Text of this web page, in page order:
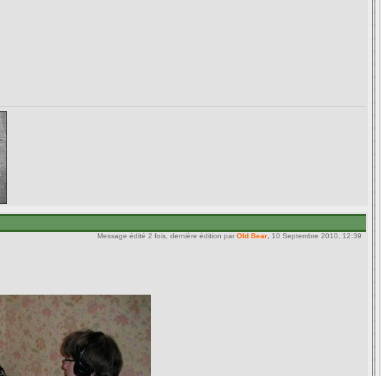
Message édité 2 fois, dernière édition par Old Bear , 10 Septembre 2010, 12:39